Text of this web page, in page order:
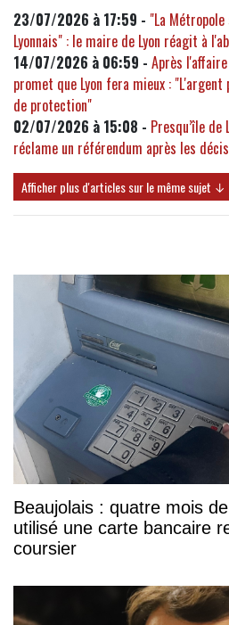
23/07/2026 à 17:59 - "La
Lyonnais" : le maire de Lyon réagit à
14/07/2026 à 06:59 - Après
promet que Lyon fera mieux :
de protection"
02/07/2026 à 15:08 - Presqu’île de
réclame un référendum après les
Afficher plus d'articles sur le même sujet ↓
Beaujolais : quatre mois
utilisé une carte bancaire
coursier